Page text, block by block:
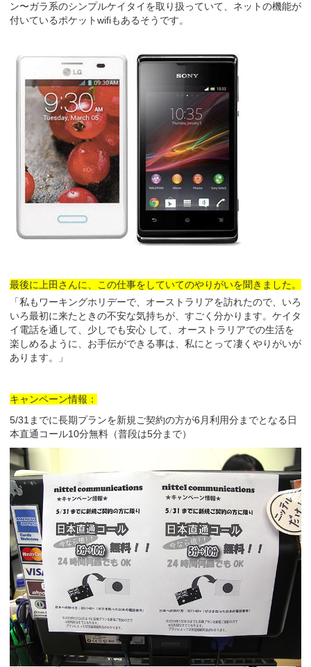
ン〜ガラ系のシンプルケイタイを取り扱っていて、ネットの機能が
付いているポケットwifiもあるそうです。
最後に上田さんに、この仕事をしていてのやりがいを聞きました。
「私もワーキングホリデーで、オーストラリアを訪れたので、いろ
いろ最初に来たときの不安な気持ちが、すごく分かります。ケイタ
イ電話を通して、少しでも安心 して、オーストラリアでの生活を
楽しめるように、お手伝ができる事は、私にとって凄くやりがいが
あります。」
キャンペーン情報：
5/31までに長期プランを新規ご契約の方が6月利用分までとなる日
本直通コール10分無料（普段は5分まで）